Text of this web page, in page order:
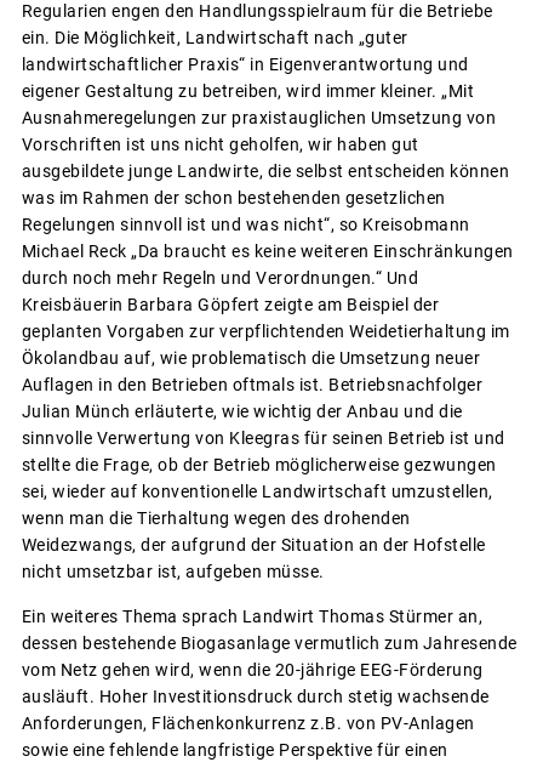
Regularien engen den Handlungsspielraum für die Betriebe
ein. Die Möglichkeit, Landwirtschaft nach „guter
landwirtschaftlicher Praxis“ in Eigenverantwortung und
eigener Gestaltung zu betreiben, wird immer kleiner. „Mit
Ausnahmeregelungen zur praxistauglichen Umsetzung von
Vorschriften ist uns nicht geholfen, wir haben gut
ausgebildete junge Landwirte, die selbst entscheiden können
was im Rahmen der schon bestehenden gesetzlichen
Regelungen sinnvoll ist und was nicht“, so Kreisobmann
Michael Reck „Da braucht es keine weiteren Einschränkungen
durch noch mehr Regeln und Verordnungen.“ Und
Kreisbäuerin Barbara Göpfert zeigte am Beispiel der
geplanten Vorgaben zur verpflichtenden Weidetierhaltung im
Ökolandbau auf, wie problematisch die Umsetzung neuer
Auflagen in den Betrieben oftmals ist. Betriebsnachfolger
Julian Münch erläuterte, wie wichtig der Anbau und die
sinnvolle Verwertung von Kleegras für seinen Betrieb ist und
stellte die Frage, ob der Betrieb möglicherweise gezwungen
sei, wieder auf konventionelle Landwirtschaft umzustellen,
wenn man die Tierhaltung wegen des drohenden
Weidezwangs, der aufgrund der Situation an der Hofstelle
nicht umsetzbar ist, aufgeben müsse.
Ein weiteres Thema sprach Landwirt Thomas Stürmer an,
dessen bestehende Biogasanlage vermutlich zum Jahresende
vom Netz gehen wird, wenn die 20-jährige EEG-Förderung
ausläuft. Hoher Investitionsdruck durch stetig wachsende
Anforderungen, Flächenkonkurrenz z.B. von PV-Anlagen
sowie eine fehlende langfristige Perspektive für einen